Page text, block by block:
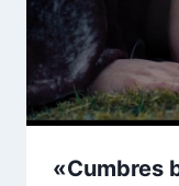
«Cumbres